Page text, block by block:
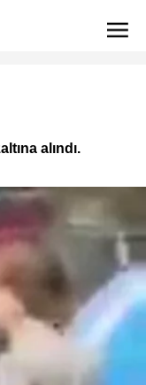
alındı.